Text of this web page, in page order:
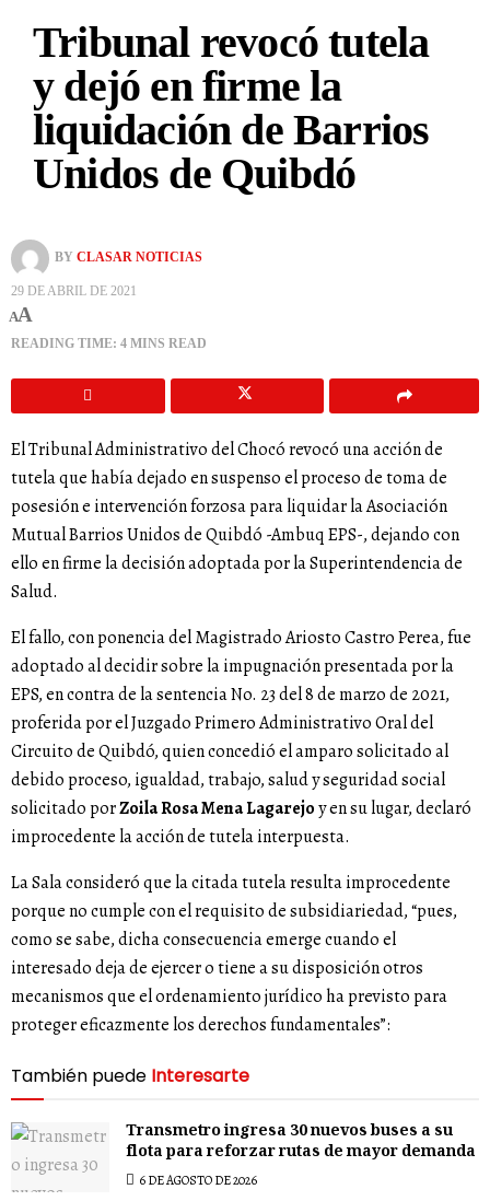
Tribunal revocó tutela
y dejó en firme la
liquidación de Barrios
Unidos de Quibdó
BY CLASAR NOTICIAS
29 DE ABRIL DE 2021
AA
READING TIME: 4 MINS READ
El Tribunal Administrativo del Chocó revocó una acción de
tutela que había dejado en suspenso el proceso de toma de
posesión e intervención forzosa para liquidar la Asociación
Mutual Barrios Unidos de Quibdó -Ambuq EPS-, dejando con
ello en firme la decisión adoptada por la Superintendencia de
Salud.
El fallo, con ponencia del Magistrado Ariosto Castro Perea, fue
adoptado al decidir sobre la impugnación presentada por la
EPS, en contra de la sentencia No. 23 del 8 de marzo de 2021,
proferida por el Juzgado Primero Administrativo Oral del
Circuito de Quibdó, quien concedió el amparo solicitado al
debido proceso, igualdad, trabajo, salud y seguridad social
solicitado porZoila Rosa Mena Lagarejoy en su lugar, declaró
improcedente la acción de tutela interpuesta.
La Sala consideró que la citada tutela resulta improcedente
porque no cumple con el requisito de subsidiariedad, “pues,
como se sabe, dicha consecuencia emerge cuando el
interesado deja de ejercer o tiene a su disposición otros
mecanismos que el ordenamiento jurídico ha previsto para
proteger eficazmente los derechos fundamentales”:
También puede Interesarte
Transmetro ingresa 30 nuevos buses a su
flota para reforzar rutas de mayor demanda
6 DE AGOSTO DE 2026